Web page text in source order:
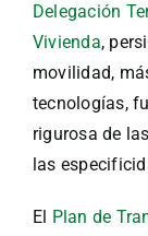
Delegación
Vivienda,
movilidad,
tecnologías,
rigurosa de
las
El Plan de